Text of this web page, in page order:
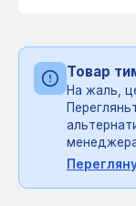
Товар
На жаль,